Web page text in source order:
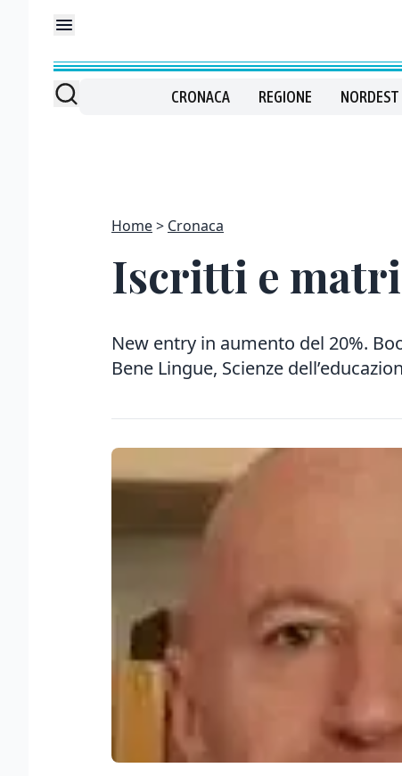
CRONACA REGIONE NORDEST
Home Cronaca
Iscritti e
New entry in aumento del 20%.
Bene Lingue, Scienze